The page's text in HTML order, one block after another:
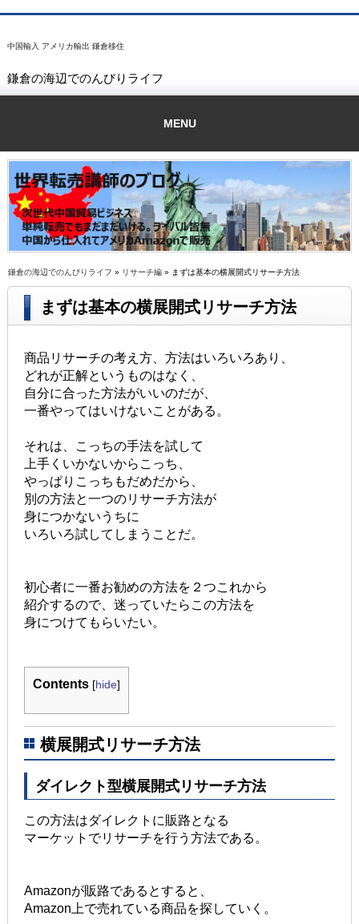
中国輸入 アメリカ輸出 鎌倉移住
鎌倉の海辺でのんびりライフ
MENU
鎌倉の海辺でのんびりライフ » リサーチ編 » まずは基本の横展開式リサーチ方法
まずは基本の横展開式リサーチ方法
商品リサーチの考え方、方法はいろいろあり、
どれが正解というものはなく、
自分に合った方法がいいのだが、
一番やってはいけないことがある。
それは、こっちの手法を試して
上手くいかないからこっち、
やっぱりこっちもだめだから、
別の方法と一つのリサーチ方法が
身につかないうちに
いろいろ試してしまうことだ。
初心者に一番お勧めの方法を２つこれから
紹介するので、迷っていたらこの方法を
身につけてもらいたい。
Contents [hide]
横展開式リサーチ方法
ダイレクト型横展開式リサーチ方法
この方法はダイレクトに販路となる
マーケットでリサーチを行う方法である。
Amazonが販路であるとすると、
Amazon上で売れている商品を探していく。